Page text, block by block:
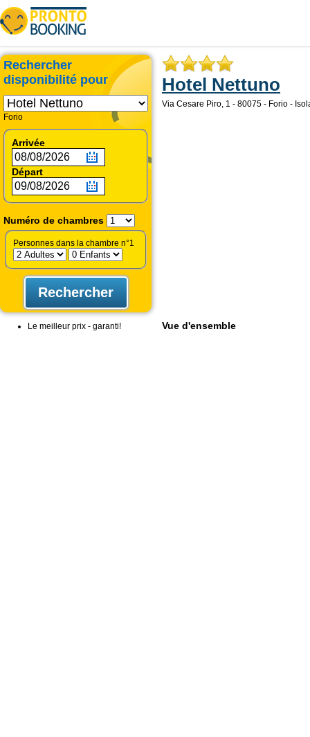
Rechercher
disponibilité pour
Forio
Arrivée
Départ
Numéro de chambres
Personnes dans la chambre n°1
Le meilleur prix - garanti!
Hotel Nettuno
Via Cesare Piro, 1 - 80075 - Forio -
Vue d'ensemble